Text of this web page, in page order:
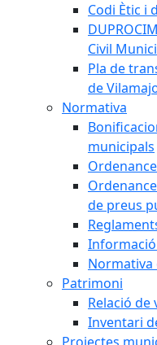
Codi Ètic i
Civil
Pla de
de
Normativa
municipals
de preus
Patrimoni
Relació de
Inventari